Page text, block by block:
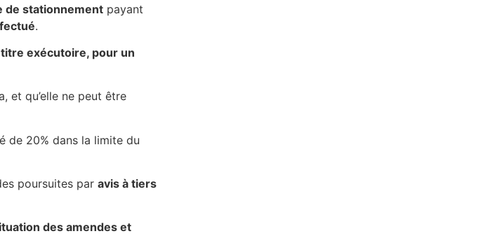
de stationnement payant
.
titre exécutoire, pour un
et qu’elle ne peut être
de 20% dans la limite du
poursuites par avis à tiers
des amendes et